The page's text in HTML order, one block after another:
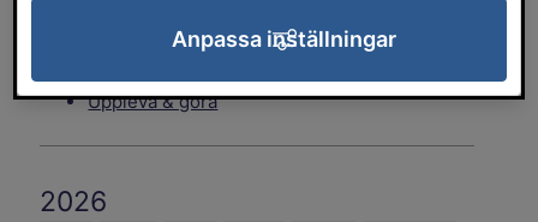
Trafik & gator
Uppleva & göra
2026
Anpassa inställningar